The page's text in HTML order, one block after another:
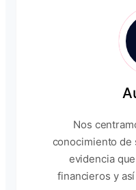
Nos
conocimiento de
evidencia
financieros y